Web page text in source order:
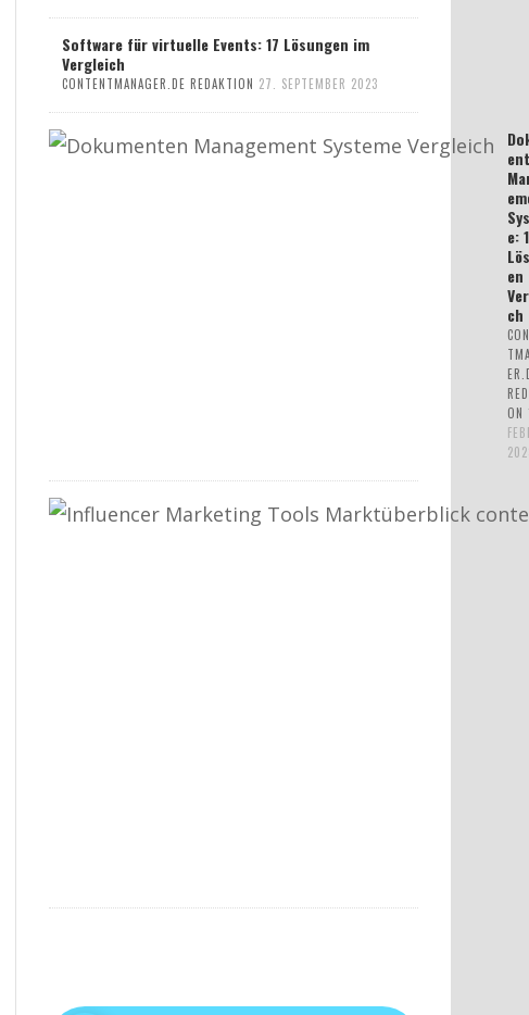
Software für virtuelle Events: 17 Lösungen im
Vergleich
CONTENTMANAGER.DE REDAKTION 27. SEPTEMBER 2023
e:
en
ch
ON